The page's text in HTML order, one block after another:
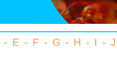
- E - F - G - H - I - J